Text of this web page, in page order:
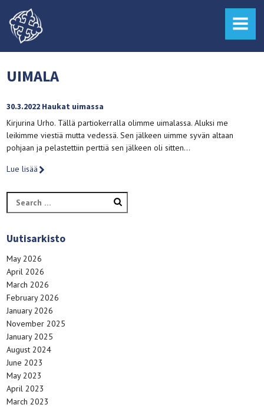
MENU
UIMALA
30.3.2022 Haukat uimassa
Kirjurina Urho. Tällä partiokerralla olimme uimalassa. Aluksi me
leikimme viestiä mutta vedessä. Sen jälkeen uimme syvän altaan
pohjaan ja pelastettiin perttiä sen jälkeen oli sitten…
Lue lisää
Search
for:
Uutisarkisto
May 2026
April 2026
March 2026
February 2026
January 2026
November 2025
January 2025
August 2024
June 2023
May 2023
April 2023
March 2023